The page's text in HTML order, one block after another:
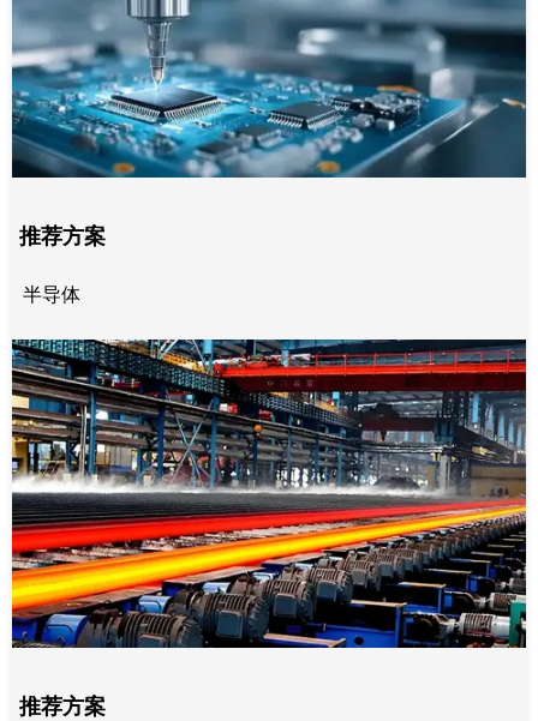
推荐方案
半导体
推荐方案